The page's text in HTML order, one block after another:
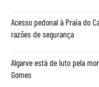
Acesso pedonal à Praia do
razões de segurança
Algarve está de luto pela
Gomes